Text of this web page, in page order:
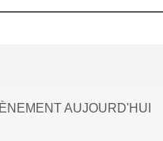
AUJOURD'HUI